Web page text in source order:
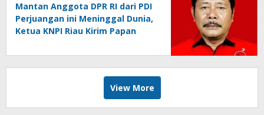
Mantan Anggota DPR RI dari PDI
Perjuangan ini Meninggal Dunia,
Ketua KNPI Riau Kirim Papan
View More